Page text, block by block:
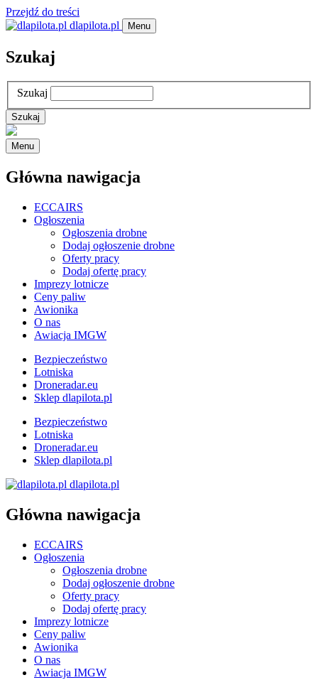
Przejdź do treści
dlapilota.pl
Menu
Szukaj
Szukaj
Menu
Główna nawigacja
ECCAIRS
Ogłoszenia
Ogłoszenia drobne
Dodaj ogłoszenie drobne
Oferty pracy
Dodaj ofertę pracy
Imprezy lotnicze
Ceny paliw
Awionika
O nas
Awiacja IMGW
Bezpieczeństwo
Lotniska
Droneradar.eu
Sklep dlapilota.pl
Bezpieczeństwo
Lotniska
Droneradar.eu
Sklep dlapilota.pl
dlapilota.pl
Główna nawigacja
ECCAIRS
Ogłoszenia
Ogłoszenia drobne
Dodaj ogłoszenie drobne
Oferty pracy
Dodaj ofertę pracy
Imprezy lotnicze
Ceny paliw
Awionika
O nas
Awiacja IMGW